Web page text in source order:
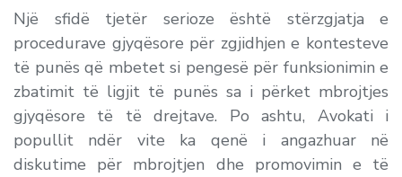
Një sfidë tjetër serioze është stërzgjatja e
procedurave gjyqësore për zgjidhjen e kontesteve
të punës që mbetet si pengesë për funksionimin e
zbatimit të ligjit të punës sa i përket mbrojtjes
gjyqësore të të drejtave. Po ashtu, Avokati i
popullit ndër vite ka qenë i angazhuar në
diskutime për mbrojtjen dhe promovimin e të